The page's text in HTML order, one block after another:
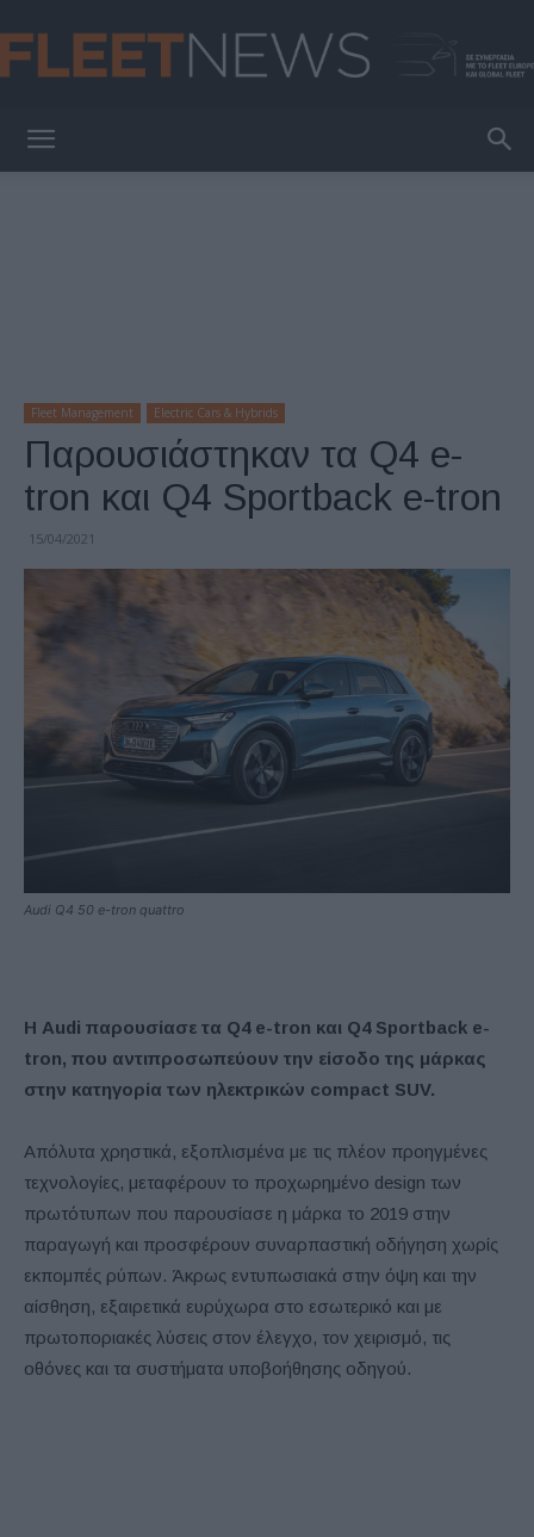
Fleet Management Electric Cars & Hybrids
Παρουσιάστηκαν τα Q4 e-
tron και Q4 Sportback e-tron
15/04/2021
Audi Q4 50 e-tron quattro
Η Audi παρουσίασε τα Q4 e-tron και Q4 Sportback e-
tron, που αντιπροσωπεύουν την είσοδο της μάρκας
στην κατηγορία των ηλεκτρικών compact SUV.
Απόλυτα χρηστικά, εξοπλισμένα με τις πλέον προηγμένες
τεχνολογίες, μεταφέρουν το προχωρημένο design των
πρωτότυπων που παρουσίασε η μάρκα το 2019 στην
παραγωγή και προσφέρουν συναρπαστική οδήγηση χωρίς
εκπομπές ρύπων. Άκρως εντυπωσιακά στην όψη και την
αίσθηση, εξαιρετικά ευρύχωρα στο εσωτερικό και με
πρωτοποριακές λύσεις στον έλεγχο, τον χειρισμό, τις
οθόνες και τα συστήματα υποβοήθησης οδηγού.